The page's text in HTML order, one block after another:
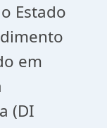
Estado
em
(DI